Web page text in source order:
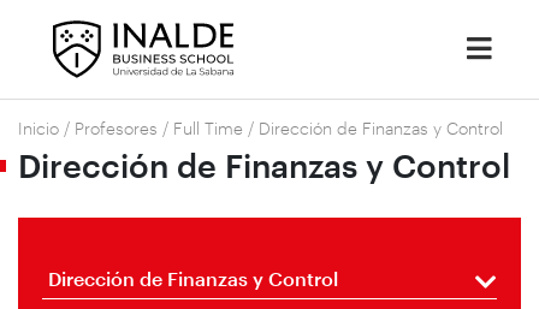
Inicio / Profesores / Full Time / Dirección de Finanzas y Control
Dirección de Finanzas y Control
Dirección de Finanzas y Control